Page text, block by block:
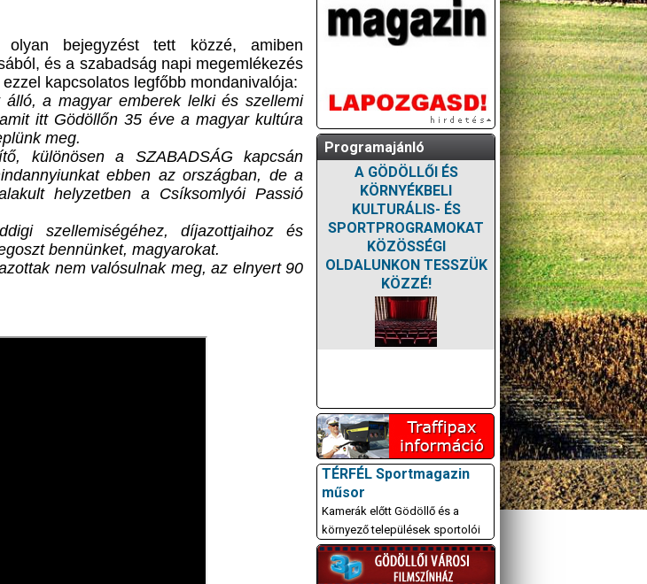
bejegyzést tett közzé, amiben
és a szabadság napi megemlékezés
kapcsolatos legfőbb mondanivalója:
a magyar emberek lelki és szellemi
itt Gödöllőn 35 éve a magyar kultúra
meg.
különösen a SZABADSÁG kapcsán
ebben az országban, de a
helyzetben a Csíksomlyói Passió
szellemiségéhez, díjazottjaihoz és
bennünket, magyarokat.
nem valósulnak meg, az elnyert 90
Programajánló
A GÖDÖLLŐI ÉS
KÖRNYÉKBELI
KULTURÁLIS- ÉS
SPORTPROGRAMOKAT
KÖZÖSSÉGI
OLDALUNKON TESSZÜK
KÖZZÉ!
TÉRFÉL Sportmagazin
műsor
Kamerák előtt Gödöllő és a
környező települések sportolói